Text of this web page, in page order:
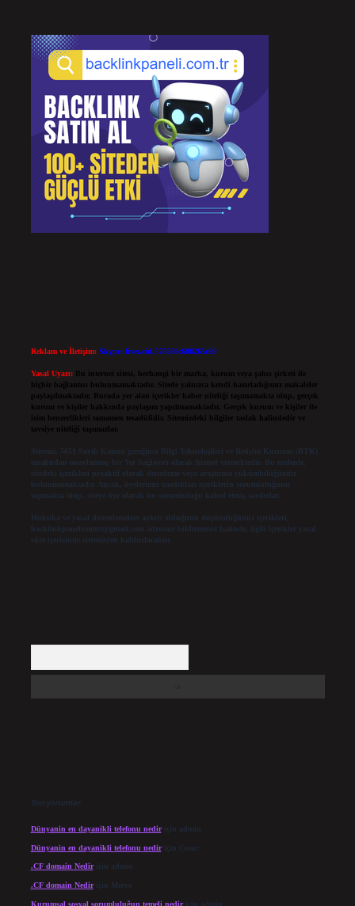
Reklam ve İletişim: Skype: live:.cid.575569c608265c69
Yasal Uyarı:
Bu internet sitesi, herhangi bir marka, kurum veya şahıs şirketi ile
hiçbir bağlantısı bulunmamaktadır. Sitede yalnızca kendi hazırladığımız makaleler
paylaşılmaktadır. Burada yer alan içerikler haber niteliği taşımamakta olup, gerçek
kurum ve kişiler hakkında paylaşım yapılmamaktadır. Gerçek kurum ve kişiler ile
isim benzerlikleri tamamen tesadüfidir. Sitemizdeki bilgiler taslak halindedir ve
tavsiye niteliği taşımazlar.
Sitemiz, 5651 Sayılı Kanun gereğince Bilgi Teknolojileri ve İletişim Kurumu (BTK)
tarafından onaylanmış bir Yer Sağlayıcı olarak hizmet vermektedir. Bu nedenle,
sitedeki içerikleri proaktif olarak denetleme veya araştırma yükümlülüğümüz
bulunmamaktadır. Ancak, üyelerimiz yazdıkları içeriklerin sorumluluğunu
taşımakta olup, siteye üye olarak bu sorumluluğu kabul etmiş sayılırlar.
Hukuka ve yasal düzenlemelere aykırı olduğunu düşündüğünüz içerikleri,
backlinkpanelicomtr@gmail.comadresine bildirmeniz halinde, ilgili içerikler yasal
süre içerisinde sitemizden kaldırılacaktır.
Son yorumlar
Dünyanin en dayanikli telefonu nediriçin admin
Dünyanin en dayanikli telefonu nediriçin Cesur
.CF domain Nediriçin admin
.CF domain Nediriçin Merve
Kurumsal sosyal sorumluluğun temeli nediriçin admin